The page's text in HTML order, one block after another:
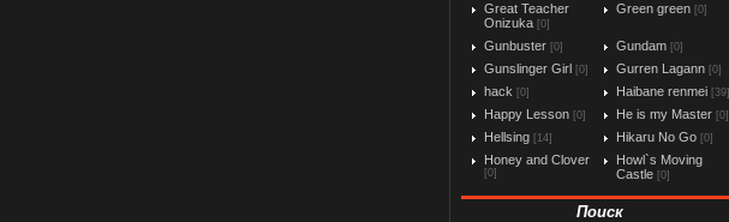
Great Teacher
Onizuka [0]
Green green [0]
Gunbuster [0] Gundam [0]
Gunslinger Girl [0] Gurren Lagann [0]
hack [0] Haibane renmei [39]
Happy Lesson [0] He is my Master [0]
Hellsing [14] Hikaru No Go [0]
Honey and Clover
[0]
Howl`s Moving
Castle [0]
Поиск